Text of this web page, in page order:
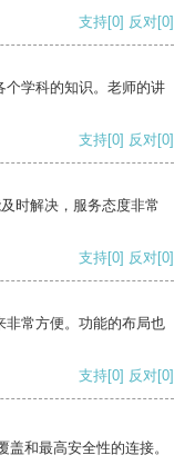
支持[0] 反对[0]
个学科的知识。老师的讲
支持[0] 反对[0]
时解决，服务态度非常
支持[0] 反对[0]
非常方便。功能的布局也
支持[0] 反对[0]
和最高安全性的连接。